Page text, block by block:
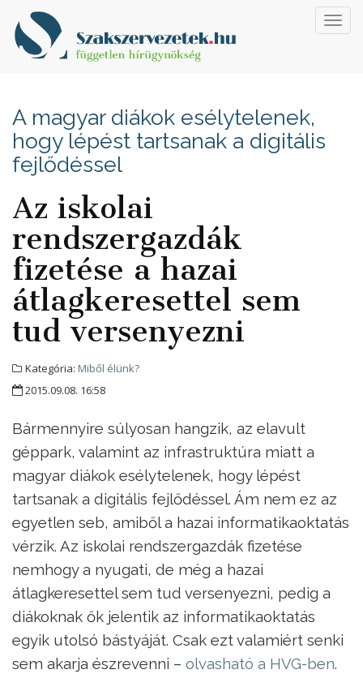
A magyar diákok esélytelenek,
hogy lépést tartsanak a digitális
fejlődéssel
Az iskolai
rendszergazdák
fizetése a hazai
átlagkeresettel sem
tud versenyezni
Kategória: Miből élünk?
2015.09.08. 16:58
Bármennyire súlyosan hangzik, az elavult
géppark, valamint az infrastruktúra miatt a
magyar diákok esélytelenek, hogy lépést
tartsanak a digitális fejlődéssel. Ám nem ez az
egyetlen seb, amiből a hazai informatikaoktatás
vérzik. Az iskolai rendszergazdák fizetése
nemhogy a nyugati, de még a hazai
átlagkeresettel sem tud versenyezni, pedig a
diákoknak ők jelentik az informatikaoktatás
egyik utolsó bástyáját. Csak ezt valamiért senki
sem akarja észrevenni – olvasható a HVG-ben.